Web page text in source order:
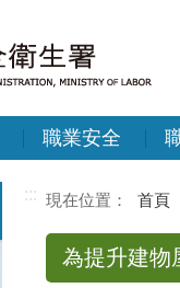
職業安全
::: 首頁
為提升建物